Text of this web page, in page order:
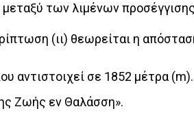
των λιμένων
(ιι) θεωρείται η
αντιστοιχεί σε 1852 μέτρα (m).
Ζωής εν Θαλάσση».